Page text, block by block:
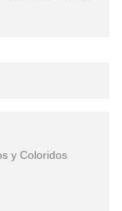
africanas?
y Coloridos